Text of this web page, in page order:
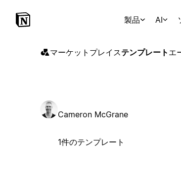
製品 AI
マーケットプレイステンプレート エ
Cameron McGrane
1件のテンプレート